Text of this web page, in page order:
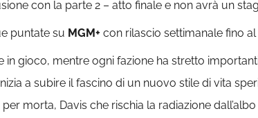
con la parte 2 – atto finale e non avrà un
puntate su MGM+ con rilascio settimanale fino
gioco, mentre ogni fazione ha stretto
a subire il fascino di un nuovo stile di vita
morta, Davis che rischia la radiazione